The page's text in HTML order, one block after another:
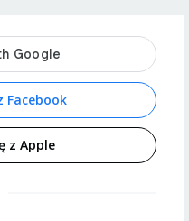
Facebook
z Apple